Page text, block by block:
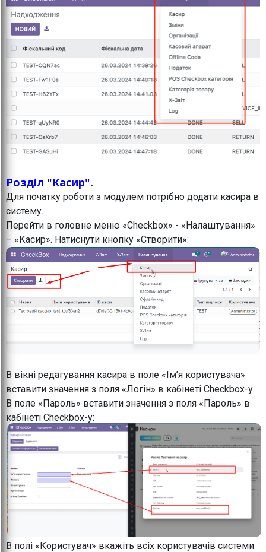
Розділ "Касир".
Для початку роботи з модулем потрібно додати касира в
систему.
Перейти в головне меню «Checkbox» - «Налаштування»
– «Касир». Натиснути кнопку «Створити»:
В вікні редагування касира в поле «Ім’я користувача»
вставити значення з поля «Логін» в кабінеті Checkbox-у.
В поле «Пароль» вставити значення з поля «Пароль» в
кабінеті Checkbox-у:
В полі «Користувач» вкажіть всіх користувачів системи